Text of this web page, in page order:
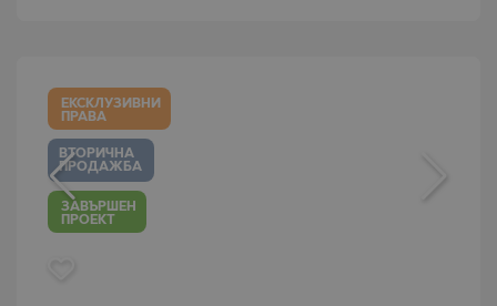
ЕКСКЛУЗИВНИ
ПРАВА
ВТОРИЧНА
ПРОДАЖБА
ЗАВЪРШЕН
ПРОЕКТ